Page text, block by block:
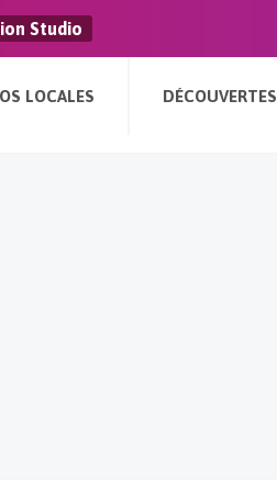
Studio
LOCALES DÉCOUVERTES